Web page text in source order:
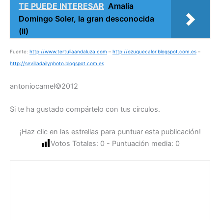
TE PUEDE INTERESAR Amalia
Domingo Soler, la gran desconocida
(II)
Fuente: http://www.tertuliaandaluza.com – http://ozuquecalor.blogspot.com.es –
http://sevilladailyphoto.blogspot.com.es
antoniocamel©2012
Si te ha gustado compártelo con tus círculos.
¡Haz clic en las estrellas para puntuar esta publicación!
Votos Totales: 0- Puntuación media: 0